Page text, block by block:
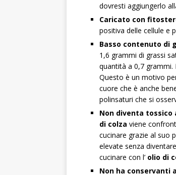
dovresti aggiungerlo
Caricato con
positiva delle cellule e
Basso contenuto di
1,6 grammi di grassi
quantità a 0,7 grammi.
Questo è un motivo
cuore che è anche
polinsaturi che si
Non diventa tossico
di colza viene
cucinare grazie al suo
elevate senza
cucinare con l’ olio di
Non ha conservanti